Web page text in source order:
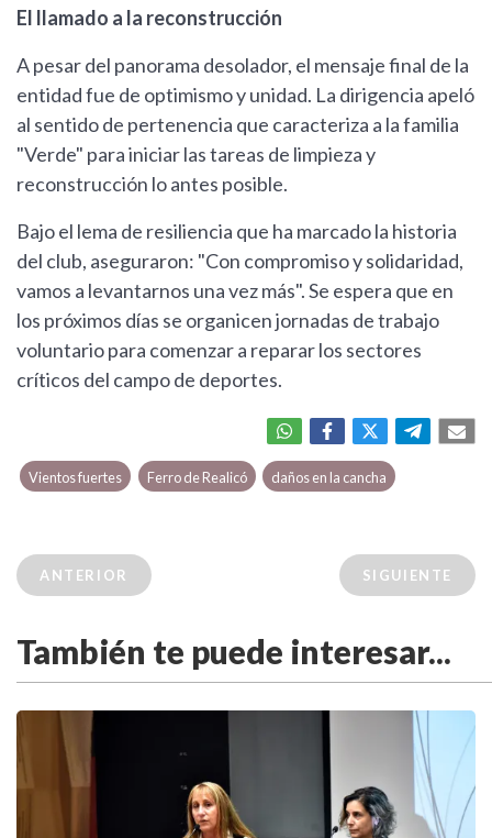
El llamado a la reconstrucción
A pesar del panorama desolador, el mensaje final de la
entidad fue de optimismo y unidad. La dirigencia apeló
al sentido de pertenencia que caracteriza a la familia
"Verde" para iniciar las tareas de limpieza y
reconstrucción lo antes posible.
Bajo el lema de resiliencia que ha marcado la historia
del club, aseguraron: "Con compromiso y solidaridad,
vamos a levantarnos una vez más". Se espera que en
los próximos días se organicen jornadas de trabajo
voluntario para comenzar a reparar los sectores
críticos del campo de deportes.
Vientos fuertes Ferro de Realicó daños en la cancha
ANTERIOR SIGUIENTE
También te puede interesar...